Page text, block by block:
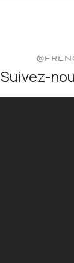
Suivez-